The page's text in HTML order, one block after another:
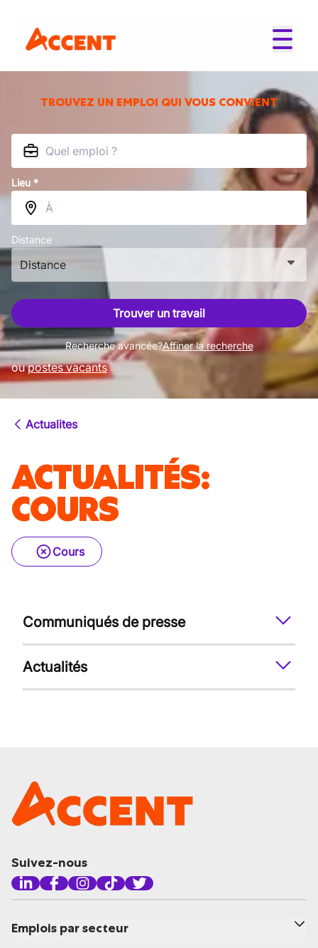
TROUVEZ UN EMPLOI QUI VOUS CONVIENT
Lieu *
Distance
Distance
Trouver un travail
Recherche avancée?Affiner la recherche
ou postes vacants
Actualites
ACTUALITÉS:
COURS
Cours
Communiqués de presse
Actualités
Suivez-nous
Emplois par secteur